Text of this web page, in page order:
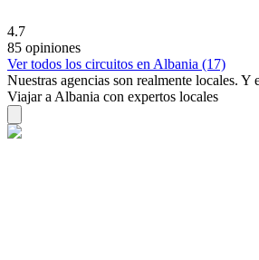
4.7
85 opiniones
Ver todos los circuitos en Albania (17)
Nuestras agencias son realmente locales. Y
Viajar a Albania con expertos locales